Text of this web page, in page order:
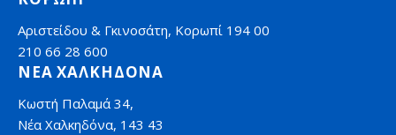
Αριστείδου & Γκινοσάτη, Κορωπί 194 00
210 66 28 600
ΝΕΑ ΧΑΛΚΗΔΟΝΑ
Κωστή Παλαμά 34,
Νέα Χαλκηδόνα, 143 43